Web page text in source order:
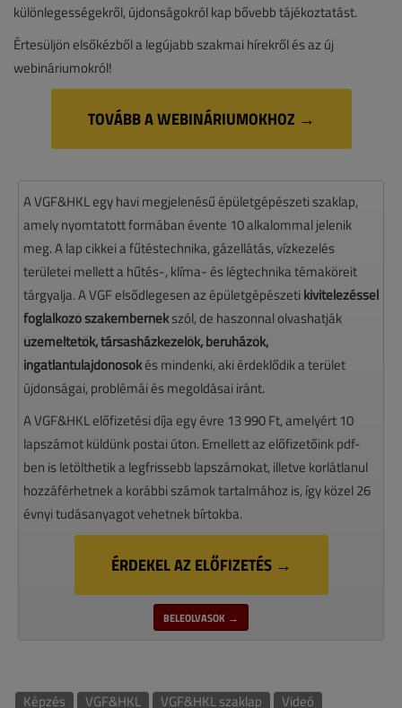
különlegességekről, újdonságokról kap bővebb tájékoztatást.
Értesüljön elsőkézből a legújabb szakmai hírekről és az új
webináriumokról!
TOVÁBB A WEBINÁRIUMOKHOZ →
A VGF&HKL egy havi megjelenésű épületgépészeti szaklap,
amely nyomtatott formában évente 10 alkalommal jelenik
meg. A lap cikkei a fűtéstechnika, gázellátás, vízkezelés
területei mellett a hűtés-, klíma- és légtechnika témaköreit
tárgyalja. A VGF elsődlegesen az épületgépészeti kivitelezéssel
foglalkozó szakembernekszól, de haszonnal olvashatják
üzemeltetők, társasházkezelők, beruházók,
ingatlantulajdonosokés mindenki, aki érdeklődik a terület
újdonságai, problémái és megoldásai iránt.
A VGF&HKL előfizetési díja egy évre 13 990 Ft, amelyért 10
lapszámot küldünk postai úton. Emellett az előfizetőink pdf-
ben is letölthetik a legfrissebb lapszámokat, illetve korlátlanul
hozzáférhetnek a korábbi számok tartalmához is, így közel 26
évnyi tudásanyagot vehetnek bírtokba.
ÉRDEKEL AZ ELŐFIZETÉS →
BELEOLVASOK →
Képzés VGF&HKL VGF&HKL szaklap Videó